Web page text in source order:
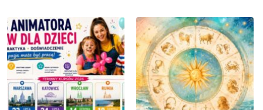
kierownicę w
Bolszewie i uderzył w
ogrodzenie